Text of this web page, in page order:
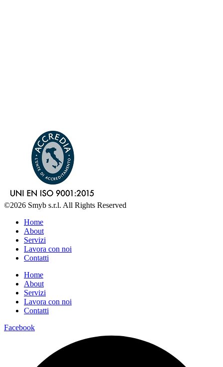
©2026 Smyb s.r.l. All Rights Reserved
Home
About
Servizi
Lavora con noi
Contatti
Home
About
Servizi
Lavora con noi
Contatti
Facebook